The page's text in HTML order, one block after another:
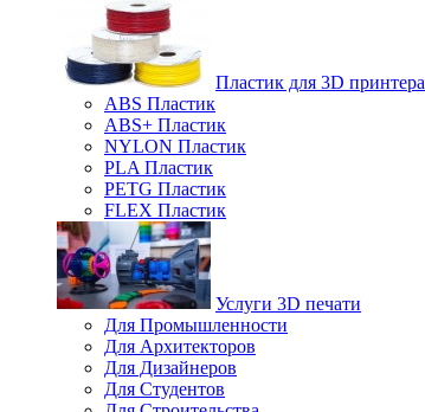
Пластик для 3D принтера
ABS Пластик
ABS+ Пластик
NYLON Пластик
PLA Пластик
PETG Пластик
FLEX Пластик
Услуги 3D печати
Для Промышленности
Для Архитекторов
Для Дизайнеров
Для Студентов